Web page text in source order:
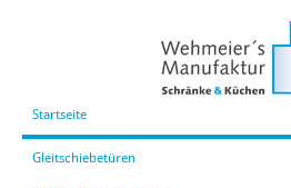
Startseite
Gleitschiebetüren